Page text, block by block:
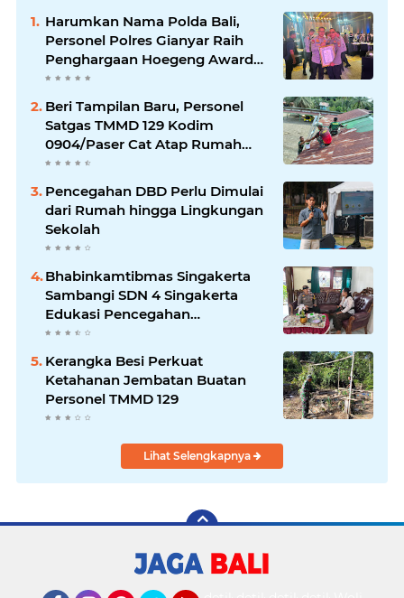
Harumkan Nama Polda Bali,
Personel Polres Gianyar Raih
Penghargaan Hoegeng Awards
2026
Beri Tampilan Baru, Personel
Satgas TMMD 129 Kodim
0904/Paser Cat Atap Rumah
Marbot
Pencegahan DBD Perlu Dimulai
dari Rumah hingga Lingkungan
Sekolah
Bhabinkamtibmas Singakerta
Sambangi SDN 4 Singakerta
Edukasi Pencegahan
Penculikan Anak
Kerangka Besi Perkuat
Ketahanan Jembatan Buatan
Personel TMMD 129
Lihat Selengkapnya